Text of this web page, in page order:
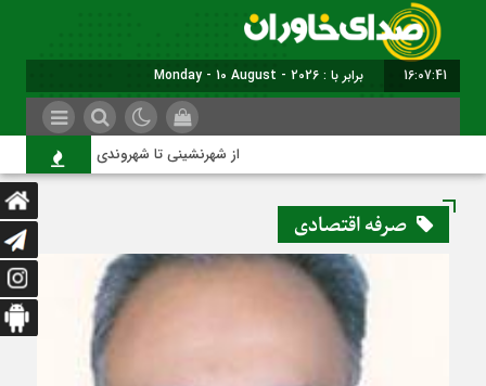
16:07:41 برابر با : Monday - 10 August - 2026
از شهرنشینی تا شهروندی
صرفه اقتصادی